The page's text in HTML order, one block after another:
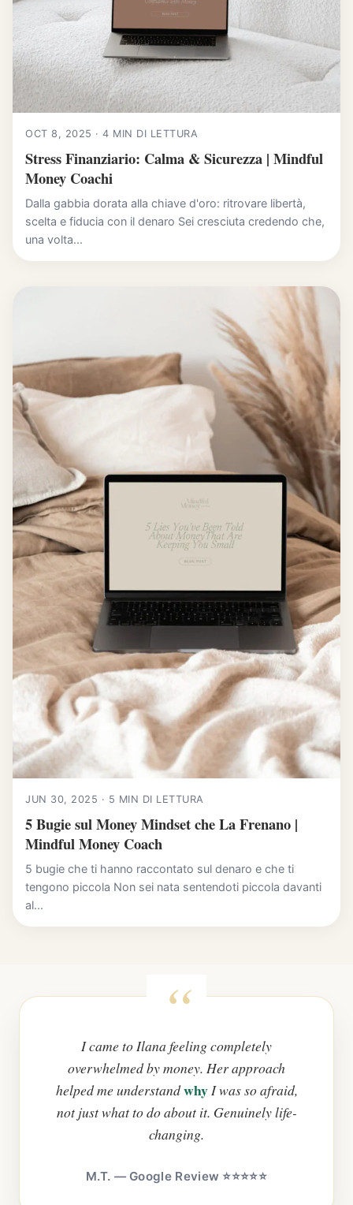
OCT 8, 2025 · 4 MIN DI LETTURA
Stress Finanziario: Calma & Sicurezza | Mindful
Money Coachi
Dalla gabbia dorata alla chiave d'oro: ritrovare libertà,
scelta e fiducia con il denaro Sei cresciuta credendo che,
una volta...
JUN 30, 2025 · 5 MIN DI LETTURA
5 Bugie sul Money Mindset che La Frenano |
Mindful Money Coach
5 bugie che ti hanno raccontato sul denaro e che ti
tengono piccola Non sei nata sentendoti piccola davanti
al...
I came to Ilana feeling completely
overwhelmed by money. Her approach
helped me understandwhyI was so afraid,
not just what to do about it. Genuinely life-
changing.
M.T. — Google Review ⭐⭐⭐⭐⭐